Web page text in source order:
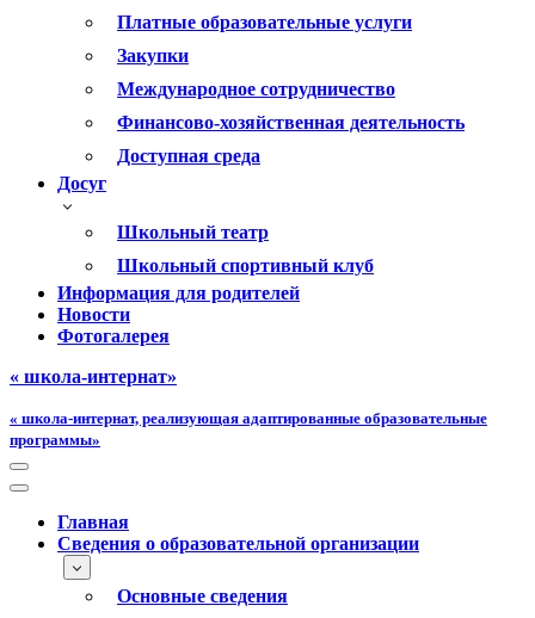
Платные образовательные услуги
Закупки
Международное сотрудничество
Финансово-хозяйственная деятельность
Доступная среда
Досуг
Школьный театр
Школьный спортивный клуб
Информация для родителей
Новости
Фотогалерея
« школа-интернат»
« школа-интернат, реализующая адаптированные образовательные
программы»
Меню
навигации
Меню
навигацииГлавная
Сведения о образовательной организации
Основные сведения